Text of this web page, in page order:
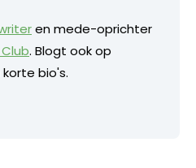
en mede-oprichter
. Blogt ook op
bio's.